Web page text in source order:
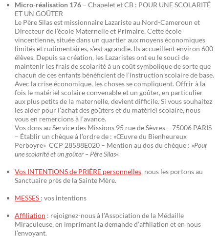
Micro-réalisation 176 – Chapelet et CB : POUR UNE SCOLARITÉ
ET UN GOÛTER
Le Père Silas est missionnaire Lazariste au Nord-Cameroun et
Directeur de l’école Maternelle et Primaire. Cette école
vincentienne, située dans un quartier aux moyens économiques
limités et rudimentaires, s’est agrandie. Ils accueillent environ 600
élèves. Depuis sa création, les Lazaristes ont eu le souci de
maintenir les frais de scolarité à un coût symbolique de sorte que
chacun de ces enfants bénéficient de l’instruction scolaire de base.
Avec la crise économique, les choses se compliquent. Offrir à la
fois le matériel scolaire convenable et un goûter, en particulier
aux plus petits de la maternelle, devient difficile. Si vous souhaitez
les aider pour l’achat des goûters et du matériel scolaire, nous
vous en remercions à l’avance.
Vos dons au Service des Missions 95 rue de Sèvres – 75006 PARIS
– Établir un chèque à l’ordre de : «Œuvre du Bienheureux
Perboyre» CCP 28588E020 – Mention au dos du chèque : »Pour
une scolarité et un goûter – Père Silas«
Vos INTENTIONS de PRIÈRE personnelles, nous les portons au
Sanctuaire près de la Sainte Mère.
MESSES : vos intentions
Affiliation : rejoignez-nous à l’Association de la Médaille
Miraculeuse, en imprimant la demande d’affiliation et en nous
l’envoyant.